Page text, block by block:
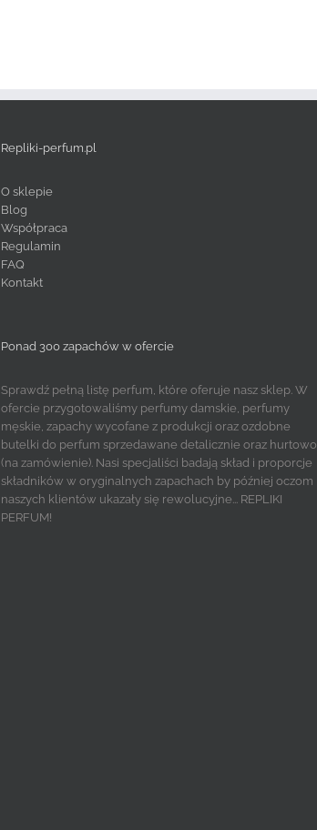
Repliki-perfum.pl
O sklepie
Blog
Współpraca
Regulamin
FAQ
Kontakt
Ponad 300 zapachów w ofercie
Sprawdź pełną listę perfum, które oferuje nasz sklep. W
ofercie przygotowaliśmy perfumy damskie, perfumy
męskie, zapachy wycofane z produkcji oraz ozdobne
butelki do perfum sprzedawane detalicznie oraz hurtowo
(na zamówienie). Nasi specjaliści badają skład i proporcje
składników w oryginalnych zapachach by później oczom
naszych klientów ukazały się rewolucyjne... REPLIKI
PERFUM!